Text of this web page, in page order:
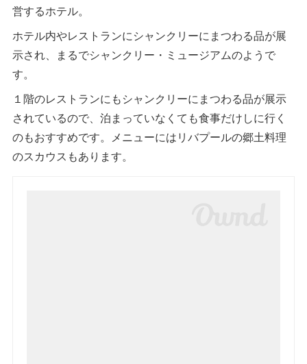
営するホテル。
ホテル内やレストランにシャンクリーにまつわる品が展
示され、まるでシャンクリー・ミュージアムのようで
す。
１階のレストランにもシャンクリーにまつわる品が展示
されているので、泊まっていなくても食事だけしに行く
のもおすすめです。メニューにはリバプールの郷土料理
のスカウスもあります。